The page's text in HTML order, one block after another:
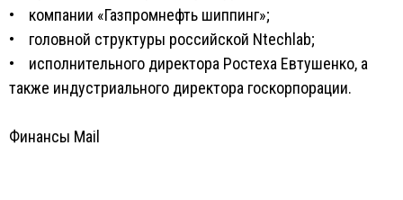
• компании «Газпромнефть шиппинг»;
• головной структуры российской Ntechlab;
• исполнительного директора Ростеха Евтушенко, а
также индустриального директора госкорпорации.
Финансы Mail